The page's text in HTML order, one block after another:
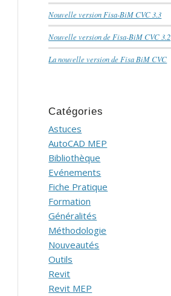
Nouvelle version Fisa-BiM CVC 3.3
Nouvelle version de Fisa-BiM CVC 3.2
La nouvelle version de Fisa BiM CVC
Catégories
Astuces
AutoCAD MEP
Bibliothèque
Evénements
Fiche Pratique
Formation
Généralités
Méthodologie
Nouveautés
Outils
Revit
Revit MEP